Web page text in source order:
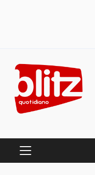
content
PRIMARY